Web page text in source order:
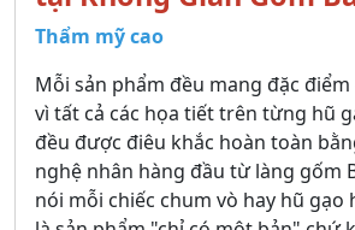
Thẩm mỹ cao
Mỗi sản phẩm đều mang đặc
vì tất cả các họa tiết trên từng hũ
đều được điêu khắc hoàn toàn
nghệ nhân hàng đầu từ làng gốm
nói mỗi chiếc chum vò hay hũ gạo